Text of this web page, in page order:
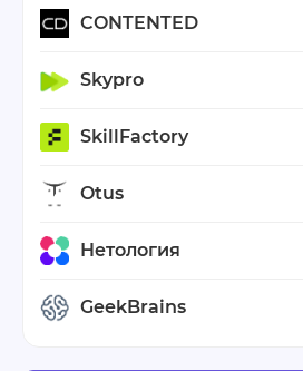
CONTENTED
Skypro
SkillFactory
Otus
Нетология
GeekBrains